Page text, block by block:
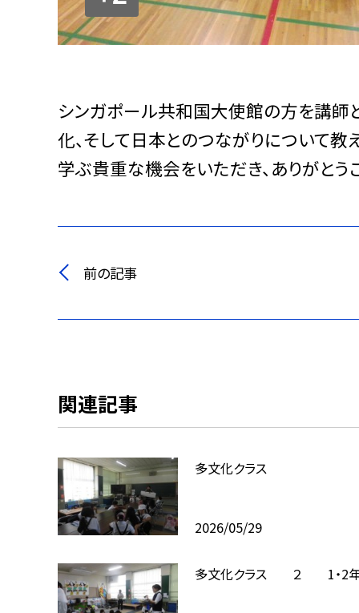
シンガポール共和国大使館の方を講師
化、そして日本とのつながりについて
学ぶ貴重な機会をいただき、ありがとう
前の記事
関連記事
多文化クラス
2026/05/29
多文化クラス ２ 1・2